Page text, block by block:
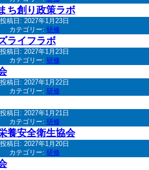
ち創り政策ラボ
投稿日: 2027年1月23日
カテゴリー: 研修
ライフラボ
投稿日: 2027年1月23日
カテゴリー: 研修
投稿日: 2027年1月22日
カテゴリー: 研修
投稿日: 2027年1月21日
カテゴリー: 研修
養安全衛生協会
投稿日: 2027年1月20日
カテゴリー: 研修